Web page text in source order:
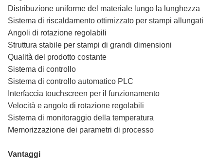
Distribuzione uniforme del materiale lungo la lunghezza
Sistema di riscaldamento ottimizzato per stampi allungati
Angoli di rotazione regolabili
Struttura stabile per stampi di grandi dimensioni
Qualità del prodotto costante
Sistema di controllo
Sistema di controllo automatico PLC
Interfaccia touchscreen per il funzionamento
Velocità e angolo di rotazione regolabili
Sistema di monitoraggio della temperatura
Memorizzazione dei parametri di processo
Vantaggi